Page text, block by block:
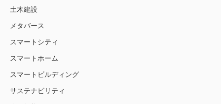
土木建設
メタバース
スマートシティ
スマートホーム
スマートビルディング
サステナビリティ